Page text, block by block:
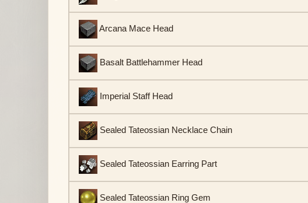
Arcana Mace Head
Basalt Battlehammer Head
Imperial Staff Head
Sealed Tateossian Necklace Chain
Sealed Tateossian Earring Part
Sealed Tateossian Ring Gem